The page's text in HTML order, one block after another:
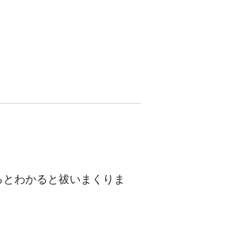
わかると祓いまくりま